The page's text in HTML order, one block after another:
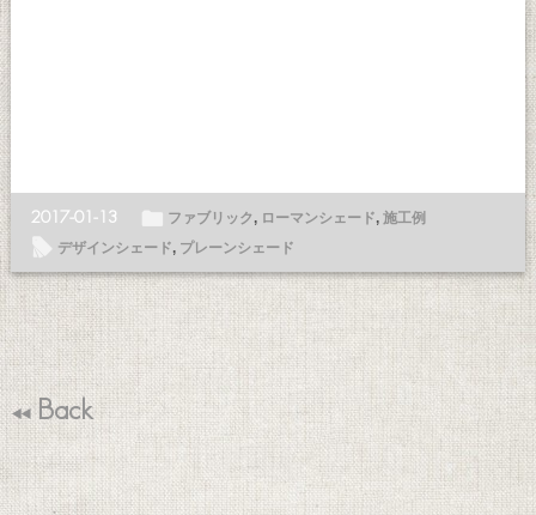
2017-01-13 ë ファブリック , ローマンシェード, 施工例
l デザインシェード, プレーンシェード
T Back